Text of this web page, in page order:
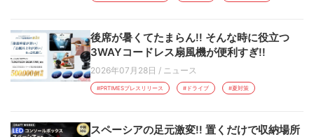
後席が暑くてたまらん!! そんな時に役立つ
3WAYコードレス扇風機が便利すぎ!!
2026年07月28日 / ニュース
#PRTIMESプレスリリース #ドライブ #夏対策
スペーシアの足元激変!! 置くだけで収納場所